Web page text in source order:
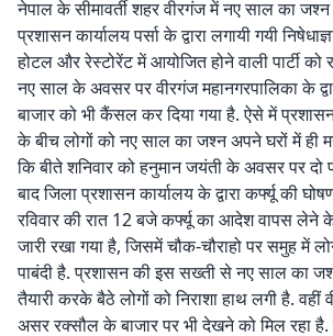
नेपाल के सीमावर्ती शहर वीरगंज में नए साल का जश्न
प्रशासन कार्यालय पर्सा के द्वारा लगायी गयी
होटल और रेस्टोरेंट में आयोजित होने वाली पार्टी को
नए साल के अवसर पर वीरगंज महानगरपालिका के
बाजार को भी कैंसल कर दिया गया है. ऐसे में प्रशासन के
के बीच लोगों को नए साल का जश्न अपने घरों में ही
कि बीते शनिवार को हनुमान जयंती के अवसर पर दो
बाद जिला प्रशासन कार्यालय के द्वारा कर्फ्यू की
रविवार की रात 12 बजे कर्फ्यू का आदेश वापस लेने के
जारी रखा गया है, जिसमें चौक-चौराहो पर समुह में
पाबंदी है. प्रशासन की इस सख्ती से नए साल का
तैयारी करके बैठे लोगों को निराशा हाथ लगी है. वहीं
असर रक्सौल के बाजार पर भी देखने को मिल रहा